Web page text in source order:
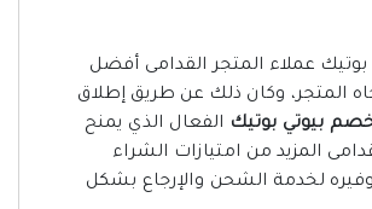
عملاء المتجر القدامى أفضل
المتجر، وكان ذلك عن طريق إطلاق
بيوتي بوتيك الفعال الذي يمنح
المزيد من امتيازات الشراء
لخدمة الشحن والإرجاع بشكل